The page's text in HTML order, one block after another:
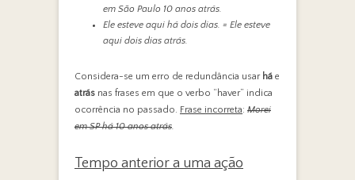
em São Paulo 10 anos atrás.
Ele esteve aqui há dois dias. = Ele esteve
aqui dois dias atrás.
Considera-se um erro de redundância usar há e
atrás nas frases em que o verbo “haver” indica
ocorrência no passado. Frase incorreta: Morei
em SP há 10 anos atrás.
Tempo anterior a uma ação